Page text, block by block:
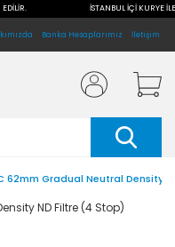
İSTANBUL İÇİ KURYE
Banka Hesaplarımız İletişim
62mm Gradual Neutral Density